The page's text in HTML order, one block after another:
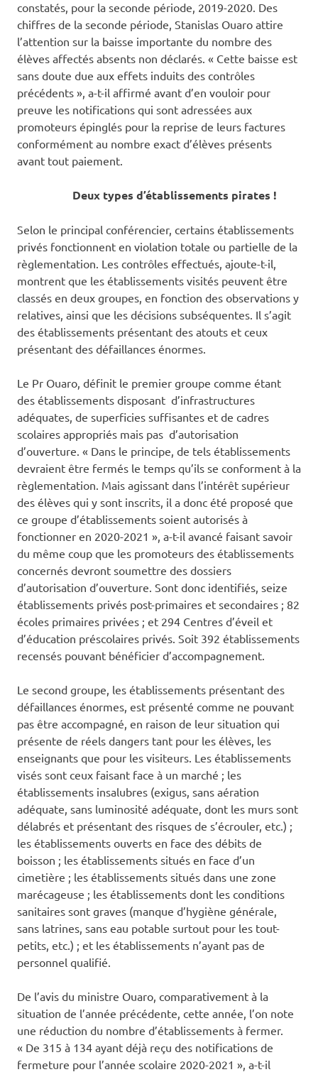
constatés, pour la seconde période, 2019-2020. Des
chiffres de la seconde période, Stanislas Ouaro attire
l’attention sur la baisse importante du nombre des
élèves affectés absents non déclarés. « Cette baisse est
sans doute due aux effets induits des contrôles
précédents », a-t-il affirmé avant d’en vouloir pour
preuve les notifications qui sont adressées aux
promoteurs épinglés pour la reprise de leurs factures
conformément au nombre exact d’élèves présents
avant tout paiement.
Deux types d’établissements pirates !
Selon le principal conférencier, certains établissements
privés fonctionnent en violation totale ou partielle de la
règlementation. Les contrôles effectués, ajoute-t-il,
montrent que les établissements visités peuvent être
classés en deux groupes, en fonction des observations y
relatives, ainsi que les décisions subséquentes. Il s’agit
des établissements présentant des atouts et ceux
présentant des défaillances énormes.
Le Pr Ouaro, définit le premier groupe comme étant
des établissements disposant d’infrastructures
adéquates, de superficies suffisantes et de cadres
scolaires appropriés mais pas d’autorisation
d’ouverture. « Dans le principe, de tels établissements
devraient être fermés le temps qu’ils se conforment à la
règlementation. Mais agissant dans l’intérêt supérieur
des élèves qui y sont inscrits, il a donc été proposé que
ce groupe d’établissements soient autorisés à
fonctionner en 2020-2021 », a-t-il avancé faisant savoir
du même coup que les promoteurs des établissements
concernés devront soumettre des dossiers
d’autorisation d’ouverture. Sont donc identifiés, seize
établissements privés post-primaires et secondaires ; 82
écoles primaires privées ; et 294 Centres d’éveil et
d’éducation préscolaires privés. Soit 392 établissements
recensés pouvant bénéficier d’accompagnement.
Le second groupe, les établissements présentant des
défaillances énormes, est présenté comme ne pouvant
pas être accompagné, en raison de leur situation qui
présente de réels dangers tant pour les élèves, les
enseignants que pour les visiteurs. Les établissements
visés sont ceux faisant face à un marché ; les
établissements insalubres (exigus, sans aération
adéquate, sans luminosité adéquate, dont les murs sont
délabrés et présentant des risques de s’écrouler, etc.) ;
les établissements ouverts en face des débits de
boisson ; les établissements situés en face d’un
cimetière ; les établissements situés dans une zone
marécageuse ; les établissements dont les conditions
sanitaires sont graves (manque d’hygiène générale,
sans latrines, sans eau potable surtout pour les tout-
petits, etc.) ; et les établissements n’ayant pas de
personnel qualifié.
De l’avis du ministre Ouaro, comparativement à la
situation de l’année précédente, cette année, l’on note
une réduction du nombre d’établissements à fermer.
« De 315 à 134 ayant déjà reçu des notifications de
fermeture pour l’année scolaire 2020-2021 », a-t-il